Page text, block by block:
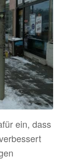
ein, dass